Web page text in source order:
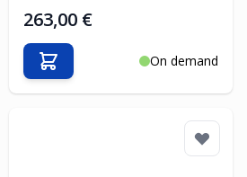
263,00 €
On demand
In den Warenkorb